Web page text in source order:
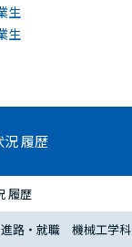
生
生
履歴
履歴
路・就職 機械工学科